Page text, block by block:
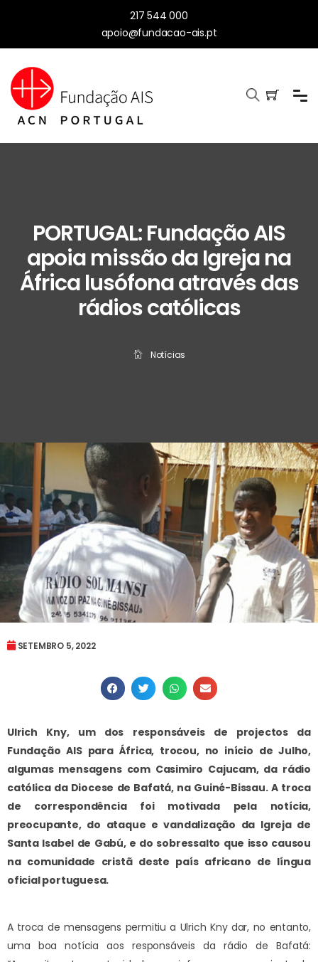
217 544 000
apoio@fundacao-ais.pt
PORTUGAL: Fundação AIS
apoia missão da Igreja na
África lusófona através das
rádios católicas
Notícias
SETEMBRO 5, 2022
Ulrich Kny, um dos responsáveis de projectos da
Fundação AIS para África, trocou, no início de Julho,
algumas mensagens com Casimiro Cajucam, da rádio
católica da Diocese de Bafatá, na Guiné-Bissau. A troca
de correspondência foi motivada pela notícia,
preocupante, do ataque e vandalização da Igreja de
Santa Isabel de Gabú, e do sobressalto que isso causou
na comunidade cristã deste país africano de língua
oficial portuguesa.
A troca de mensagens permitiu a Ulrich Kny dar, no entanto,
uma boa notícia aos responsáveis da rádio de Bafatá: